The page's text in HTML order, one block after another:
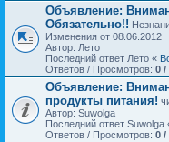
Объявление:
Обязательно!!
Изменения от 08.06.2012
Автор: Лето
Последний ответ Лето «
Ответов / Просмотров: 0 /
Объявление:
продукты питания!
Автор: Suwolga
Последний ответ Suwolga
Ответов / Просмотров: 0 /